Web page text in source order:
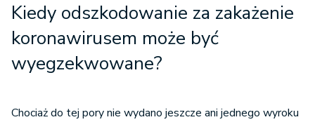
Kiedy odszkodowanie za zakażenie
koronawirusem może być
wyegzekwowane?
Chociaż do tej pory nie wydano jeszcze ani jednego wyroku